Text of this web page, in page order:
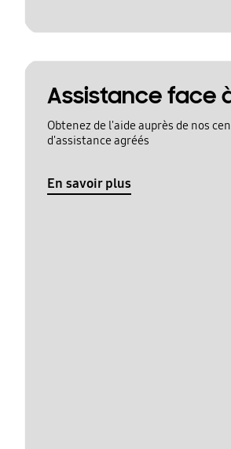
Assistance face
Obtenez de l'aide auprès de nos
d'assistance agréés
En savoir plus